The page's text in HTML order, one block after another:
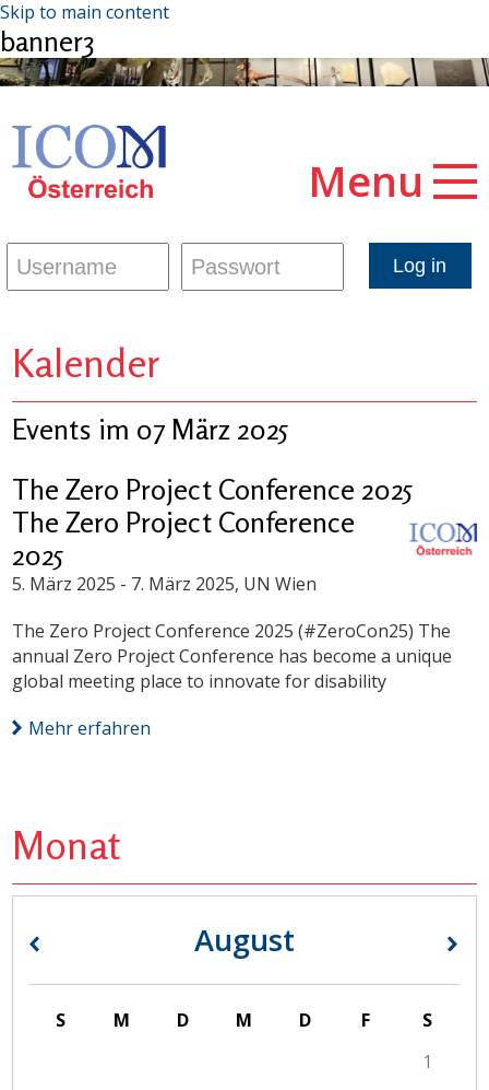
Skip to main content
banner3
Menu
Kalender
Events im 07 März 2025
The Zero Project Conference 2025
The Zero Project Conference
2025
5. März 2025 - 7. März 2025, UN Wien
The Zero Project Conference 2025 (#ZeroCon25) The
annual Zero Project Conference has become a unique
global meeting place to innovate for disability
Mehr erfahren
Monat
August
« »
S M D M D F
S
1